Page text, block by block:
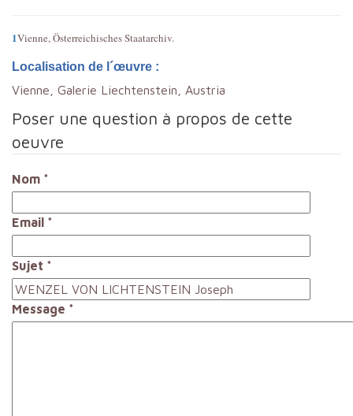
1Vienne,Österreichisches Staatarchiv.
Localisation de l´œuvre :
Vienne, Galerie Liechtenstein, Austria
Poser une question à propos de cette
oeuvre
Nom *
Email *
Sujet *
Message *